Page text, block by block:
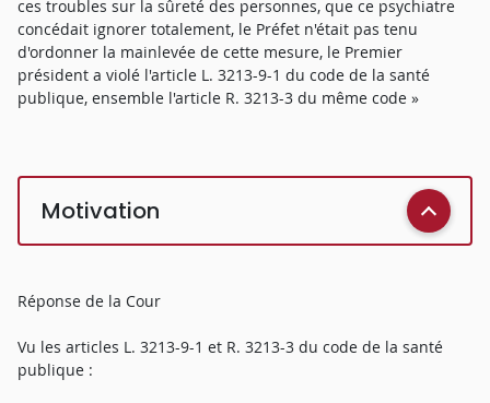
ces troubles sur la sûreté des personnes, que ce psychiatre
concédait ignorer totalement, le Préfet n'était pas tenu
d'ordonner la mainlevée de cette mesure, le Premier
président a violé l'article L. 3213-9-1 du code de la santé
publique, ensemble l'article R. 3213-3 du même code »
Motivation
Réponse de la Cour
Vu les articles L. 3213-9-1 et R. 3213-3 du code de la santé
publique :